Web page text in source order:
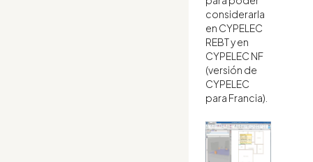
considerarla
en CYPELEC
REBT y en
CYPELEC NF
(versión de
CYPELEC
para Francia).